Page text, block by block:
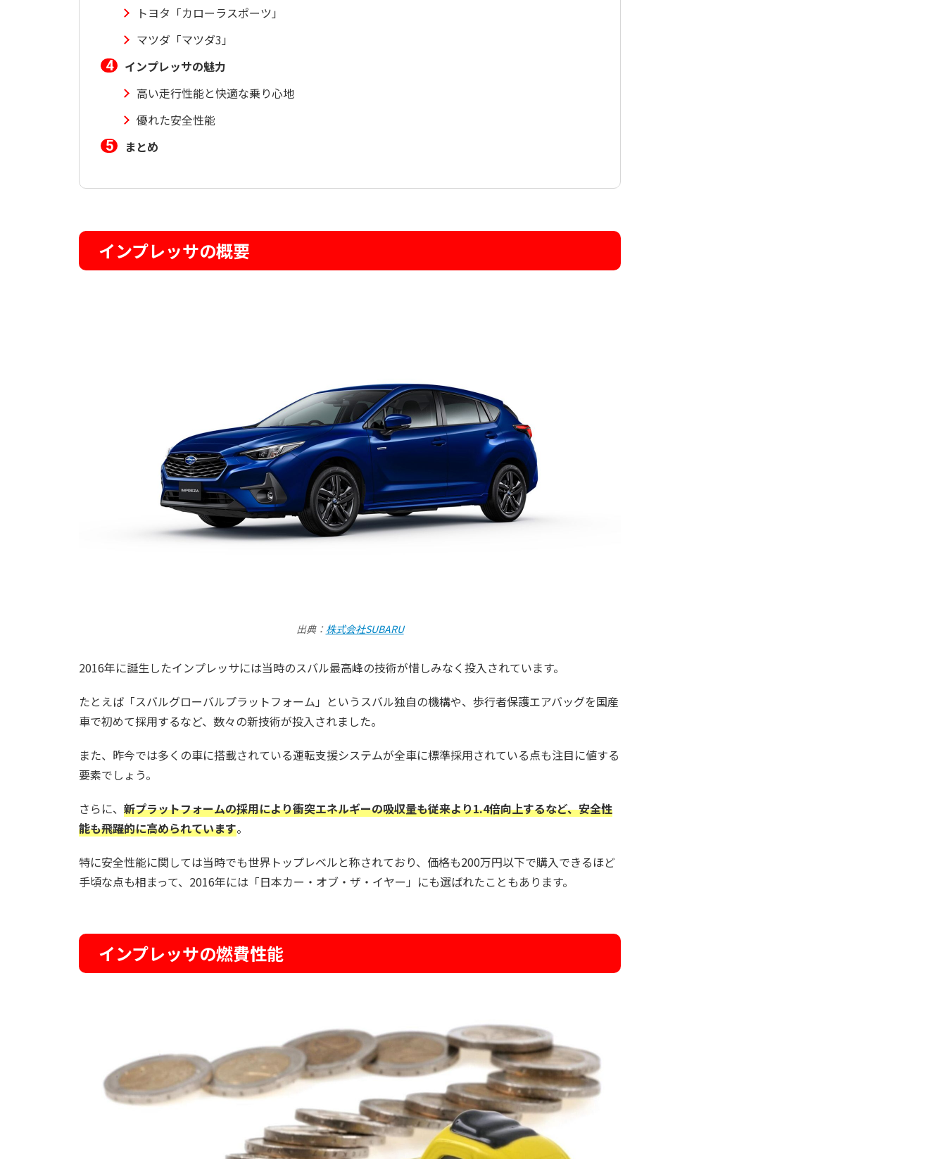
トヨタ「カローラスポーツ」
マツダ「マツダ3」
インプレッサの魅力
高い走行性能と快適な乗り心地
優れた安全性能
まとめ
インプレッサの概要
出典： 株式会社SUBARU
2016年に誕生したインプレッサには当時のスバル最高峰の技術が惜しみなく投入されています。
たとえば「スバルグローバルプラットフォーム」というスバル独自の機構や、歩行者保護エアバッグを国産
車で初めて採用するなど、数々の新技術が投入されました。
また、昨今では多くの車に搭載されている運転支援システムが全車に標準採用されている点も注目に値する
要素でしょう。
さらに、 新プラットフォームの採用により衝突エネルギーの吸収量も従来より1.4倍向上するなど、安全性
能も飛躍的に高められています。
特に安全性能に関しては当時でも世界トップレベルと称されており、価格も200万円以下で購入できるほど
手頃な点も相まって、2016年には「日本カー・オブ・ザ・イヤー」にも選ばれたこともあります。
インプレッサの燃費性能